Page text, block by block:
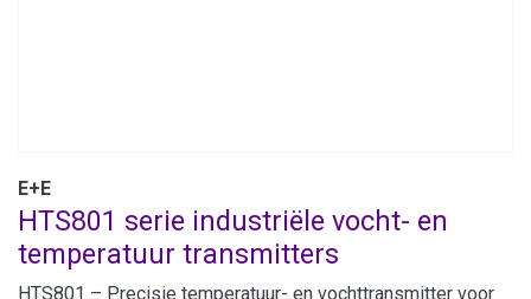
E+E
HTS801 serie industriële vocht- en
temperatuur transmitters
HTS801 – Precisie temperatuur- en vochttransmitter voor